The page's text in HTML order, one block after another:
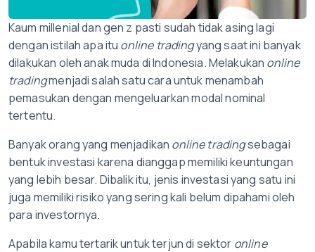
Kaum millenial dan gen z pasti sudah tidak asing lagi
dengan istilah apa itu online tradingyang saat ini banyak
dilakukan oleh anak muda di Indonesia. Melakukan online
tradingmenjadi salah satu cara untuk menambah
pemasukan dengan mengeluarkan modal nominal
tertentu.
Banyak orang yang menjadikan online tradingsebagai
bentuk investasi karena dianggap memiliki keuntungan
yang lebih besar. Dibalik itu, jenis investasi yang satu ini
juga memiliki risiko yang sering kali belum dipahami oleh
para investornya.
Apabila kamu tertarik untuk terjun di sektor online